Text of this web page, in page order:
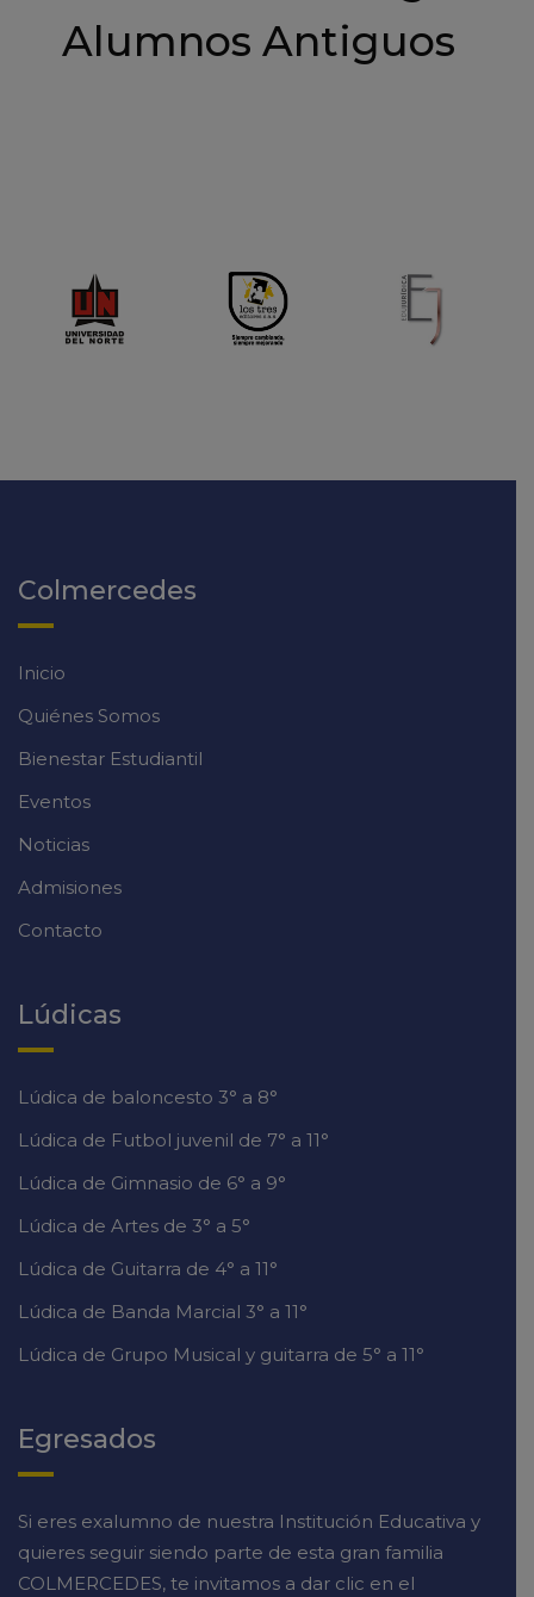
Alumnos Antiguos
Colmercedes
Inicio
Quiénes Somos
Bienestar Estudiantil
Eventos
Noticias
Admisiones
Contacto
Lúdicas
Lúdica de baloncesto 3° a 8°
Lúdica de Futbol juvenil de 7° a 11°
Lúdica de Gimnasio de 6° a 9°
Lúdica de Artes de 3° a 5°
Lúdica de Guitarra de 4° a 11°
Lúdica de Banda Marcial 3° a 11°
Lúdica de Grupo Musical y guitarra de 5° a 11°
Egresados
Si eres exalumno de nuestra Institución Educativa y
quieres seguir siendo parte de esta gran familia
COLMERCEDES, te invitamos a dar clic en el